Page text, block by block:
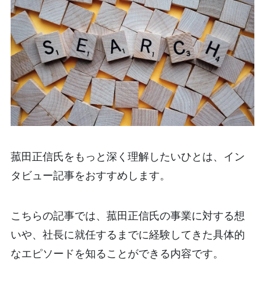
菰田正信氏をもっと深く理解したいひとは、イン
タビュー記事をおすすめします。
こちらの記事では、菰田正信氏の事業に対する想
いや、社長に就任するまでに経験してきた具体的
なエピソードを知ることができる内容です。